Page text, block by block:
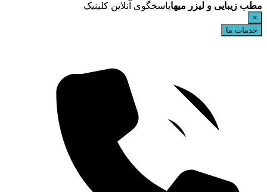
مطب زیبایی و لیزر میهاپاسخگوی آنلاین کلینیک
×
خدمات ما